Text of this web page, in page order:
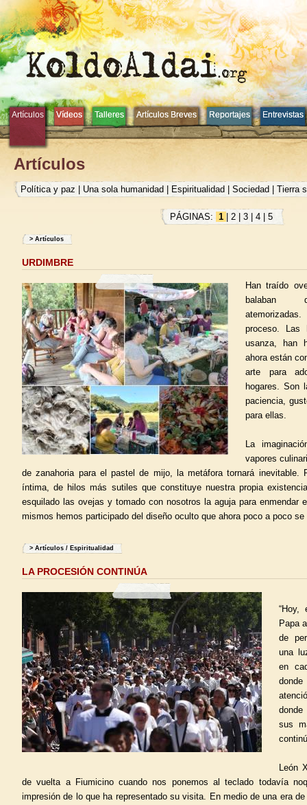
Artículos Vídeos Talleres Artículos Breves Reportajes Entrevistas
Artículos Vídeos Talleres Artículos Breves Reportajes Entrevistas
Artículos
Política y paz Una sola humanidad Espiritualidad Sociedad Tierra
PÁGINAS: 1 2 3 4 5
> Artículos
URDIMBRE
Han traído
balaban
proceso. Las
usanza, han
ahora están
arte para
hogares. Son
paciencia,
para ellas.
La
vapores
de zanahoria para el pastel de mijo, la metáfora tornará inevitable.
íntima, de hilos más sutiles que constituye nuestra propia
esquilado las ovejas y tomado con nosotros la aguja para enmendar
mismos hemos participado del diseño oculto que ahora poco a poco
> Artículos / Espiritualidad
LA PROCESIÓN CONTINÚA
Papa
de
una
en
sus
León
de vuelta a Fiumicino cuando nos ponemos al teclado todavía
impresión de lo que ha representado su visita. En medio de una era